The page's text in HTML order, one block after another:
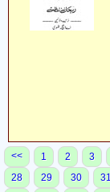
<< 1 2 3
28
29 30 31